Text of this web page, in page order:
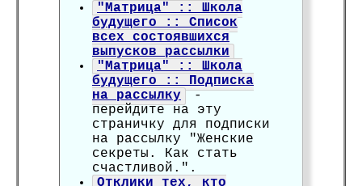
"Матрица" :: Школа
будущего :: Список
всех состоявшихся
выпусков рассылки
"Матрица" :: Школа
будущего :: Подписка
на рассылку -
перейдите на эту
страничку для подписки
на рассылку "Женские
секреты. Как стать
счастливой.".
Отклики тех, кто